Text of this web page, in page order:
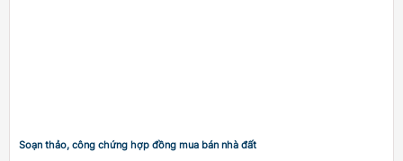
Soạn thảo, công chứng hợp đồng mua bán nhà đất